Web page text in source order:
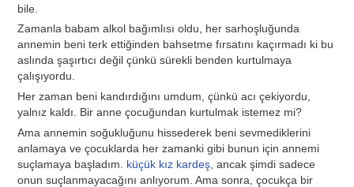
bile.
Zamanla babam alkol bağımlısı oldu, her sarhoşluğunda
annemin beni terk ettiğinden bahsetme fırsatını kaçırmadı ki bu
aslında şaşırtıcı değil çünkü sürekli benden kurtulmaya
çalışıyordu.
Her zaman beni kandırdığını umdum, çünkü acı çekiyordu,
yalnız kaldı. Bir anne çocuğundan kurtulmak istemez mi?
Ama annemin soğukluğunu hissederek beni sevmediklerini
anlamaya ve çocuklarda her zamanki gibi bunun için annemi
suçlamaya başladım. küçük kız kardeş , ancak şimdi sadece
onun suçlanmayacağını anlıyorum. Ama sonra, çocukça bir